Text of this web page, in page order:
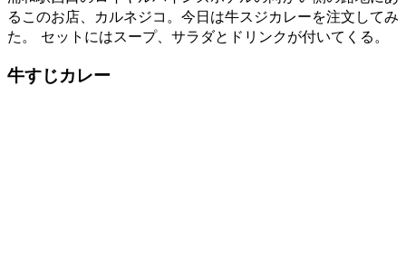
るこのお店、カルネジコ。今日は牛スジカレーを注文してみ
た。 セットにはスープ、サラダとドリンクが付いてくる。
牛すじカレー